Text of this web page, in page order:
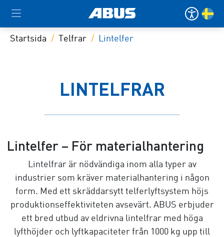
Startsida Telfrar Lintelfer
LINTELFRAR
Lintelfer – För materialhantering
Lintelfrar är nödvändiga inom alla typer av
industrier som kräver materialhantering i någon
form. Med ett skräddarsytt telferlyftsystem höjs
produktionseffektiviteten avsevärt. ABUS erbjuder
ett bred utbud av eldrivna lintelfrar med höga
lyfthöjder och lyftkapaciteter från 1000 kg upp till